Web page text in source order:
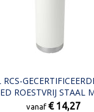
ROESTVRIJ STAAL
(GESCHIKT
vanaf € 14,27